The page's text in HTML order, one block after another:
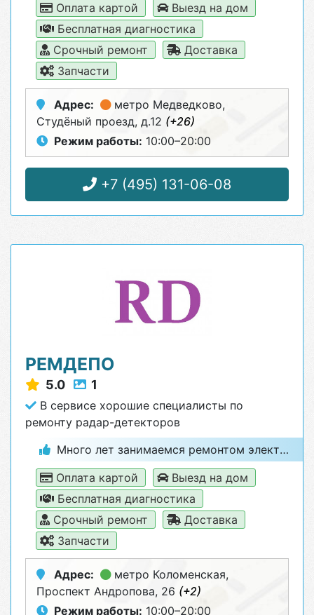
Оплата картой
Выезд на дом
Бесплатная диагностика
Срочный ремонт
Доставка
Запчасти
Адрес: метро Медведково,
Студёный проезд, д.12 (+26)
Режим работы: 10:00–20:00
+7 (495) 131-06-08
РЕМДЕПО
5.0 1
В сервисе хорошие специалисты по
ремонту радар-детекторов
Много лет занимаемся ремонтом электроники и бытовой техники
Оплата картой
Выезд на дом
Бесплатная диагностика
Срочный ремонт
Доставка
Запчасти
Адрес: метро Коломенская,
Проспект Андропова, 26 (+2)
Режим работы: 10:00–20:00